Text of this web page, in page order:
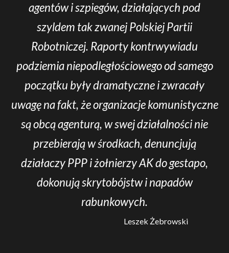
agentów i szpiegów, działających pod
szyldem tak zwanej Polskiej Partii
Robotniczej. Raporty kontrwywiadu
podziemia niepodległościowego od samego
początku były dramatyczne i zwracały
uwagę na fakt, że organizacje komunistyczne
są obcą agenturą, w swej działalności nie
przebierają w środkach, denuncjują
działaczy PPP i żołnierzy AK do gestapo,
dokonują skrytobójstw i napadów
rabunkowych.
Leszek Żebrowski